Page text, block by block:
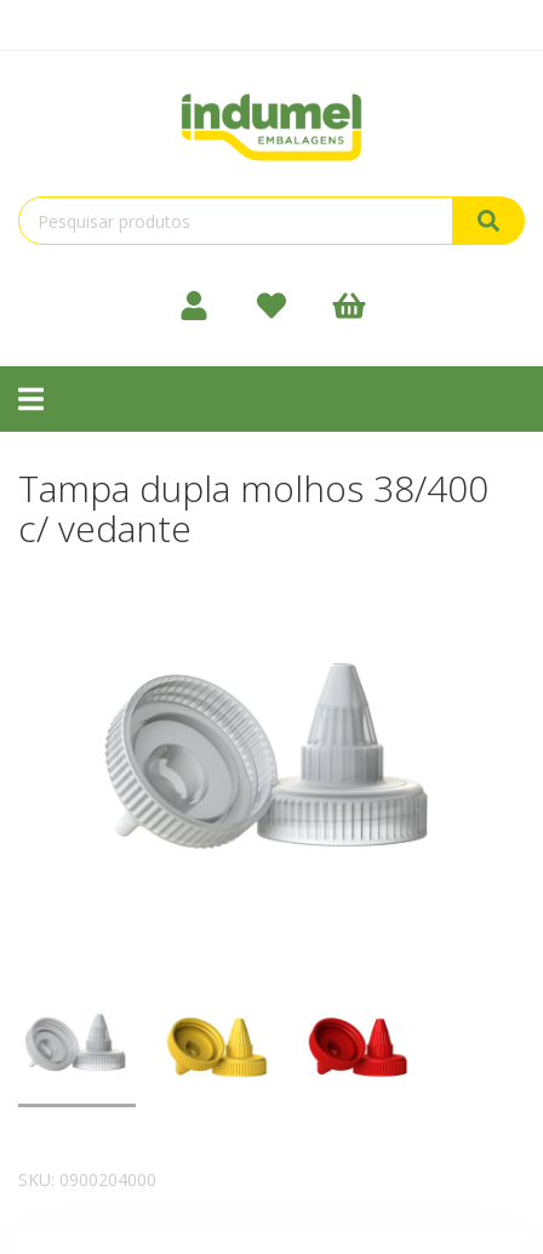
Toggle
navigation
Tampa dupla molhos 38/400
c/ vedante
SKU: 0900204000